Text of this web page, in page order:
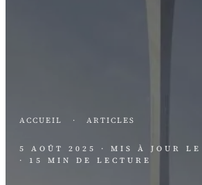
ACCUEIL · ARTICLES
5 AOÛT 2025 · MIS À JOUR LE
· 15 MIN DE LECTURE